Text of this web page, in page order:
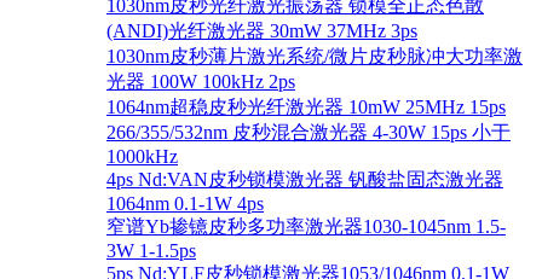
1030nm皮秒光纤激光振荡器 锁模全正态色散
(ANDI)光纤激光器 30mW 37MHz 3ps
1030nm皮秒薄片激光系统/微片皮秒脉冲大功率激
光器 100W 100kHz 2ps
1064nm超稳皮秒光纤激光器 10mW 25MHz 15ps
266/355/532nm 皮秒混合激光器 4-30W 15ps 小于
1000kHz
4ps Nd:VAN皮秒锁模激光器 钒酸盐固态激光器
1064nm 0.1-1W 4ps
窄谱Yb掺镱皮秒多功率激光器1030-1045nm 1.5-
3W 1-1.5ps
5ps Nd:YLF皮秒锁模激光器1053/1046nm 0.1-1W